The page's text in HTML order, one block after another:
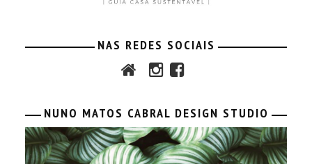
NAS REDES SOCIAIS
NUNO MATOS CABRAL DESIGN STUDIO